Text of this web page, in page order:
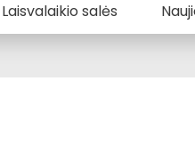
Laisvalaikio salės